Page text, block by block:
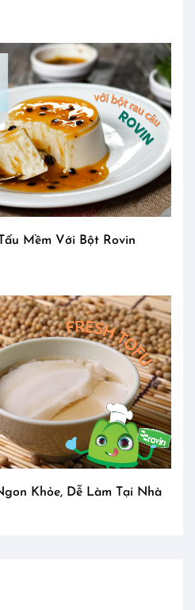
Mềm Với Bột Rovin
Khỏe, Dễ Làm Tại Nhà